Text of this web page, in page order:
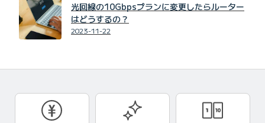
光回線の10Gbpsプランに変更したらルーター
はどうするの？
2023-11-22